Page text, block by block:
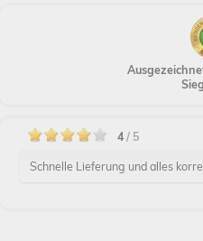
4/ 5
Schnelle Lieferung und alles